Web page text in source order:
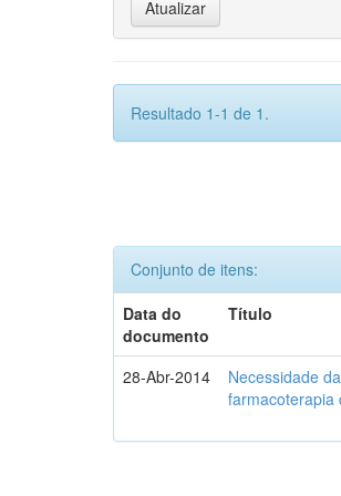
Resultado 1-1 de 1.
Conjunto de itens:
Data do
documento
Título
28-Abr-2014
Necessidade
farmacoterapia